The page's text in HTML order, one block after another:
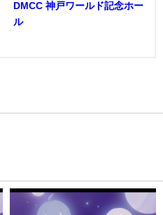
DMCC 神戸ワールド記念ホー
ル